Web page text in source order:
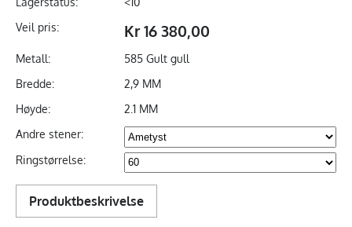
Veil pris:
Kr 16 380,00
Metall:
585 Gult gull
Bredde:
2,9 MM
Høyde:
2.1 MM
Andre stener:
Ringstørrelse:
Produktbeskrivelse